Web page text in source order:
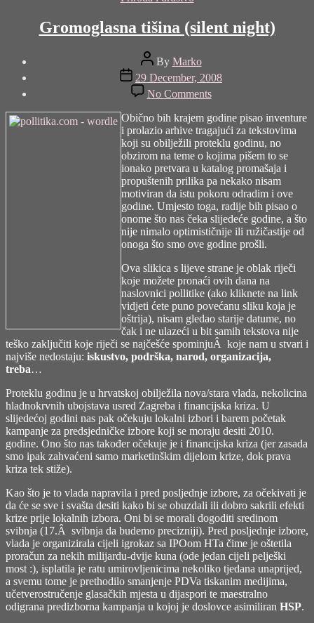
Gromoglasna tišina (silent night)
Post
author
By Marko
Post
date
29 December, 2008
No Commentson
Gromoglasna
tišina
(silent
night)
Obično bih krajem godine pisao inventure
i prolazio arhive tragajući za tekstovima
koji su obilježili proteklu godinu, no
obzirom na teme o kojima pišem to se
ionako pretvara u katalog promašaja i
propuštenih prilika pa nekako nisam
motiviran da istu pokoru odradim i ove
godine. Umjesto toga, radije bih pisao o
onome što nas čeka slijedeće godine, a što
nije nimalo optimističnije ili ružičastije od
onoga što smo ove godine prošli.
Ova slikica s lijeve strane je oblak riječi
koje možete pronaći ovih dana na
naslovnici pollitike (ako kliknete na link
vidjeti ćete puno povećanu sliku koja je
oštrija), nisam gledao starije datume, no
čak i ne ulazeći u bit samih tekstova nije
teško zaključiti koje riječi se najčešće spominjuÂ koje nam u stvari i
najviše nedostaju: iskustvo, podrška, narod, organizacija,
treba…
Proteklu godinu je u hrvatskoj obilježila nova/stara vlada, nekolicina
hladnokrvnih ubojstava usred Zagreba i financijska kriza. U
slijedećoj godini nas pak očekuju lokalni izbori i barem početak
kampanje za predsjedničke izbore koji se moraju desiti 2010.
godine. Ono što nas također očekuje je i financijska kriza (jer zasada
smo ipak zahvaćeni samo marketinškim dijelom krize, dok prava
kriza tek stiže).
Kao što je to vlada napravila i pred posljednje izbore, za očekivati je
da će se sve i svašta desiti kako bi se obuzdali ili dobro sakrili efekti
krize prije lokalnih izbora. Oni bi se morali dogoditi sredinom
svibnja (17.Â svibnja da budemo precizniji). Pred posljednje izbore,
vlada je organizirala cijeli igrokaz sa IPOom HTa čime je oštetila
proračun za nekih milijardu-dvije kuna (ode jedan cijeli pelješki
most :), isplatila je ratu umirovljenicima nekoliko tjedana unaprijed,
a svemu tome je prethodilo smanjenje PDVa tiskanim medijima,
učetverostručenje glasačkih mjesta u dijaspori te maestralno
odigrana predizborna kampanja u kojoj je doslovce asimiliran HSP.